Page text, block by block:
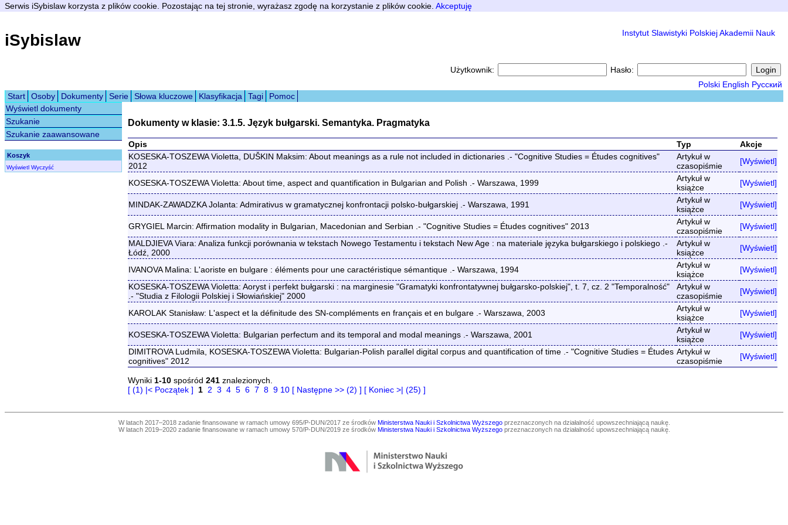
Serwis iSybislaw korzysta z plików cookie. Pozostając na tej stronie, wyrażasz zgodę na korzystanie z plików cookie. Akceptuję
iSybislaw Instytut Slawistyki Polskiej Akademii Nauk
Użytkownik:
Hasło:
Polski English Русский
Start
Osoby Dokumenty Serie Słowa kluczowe Klasyfikacja Tagi
Pomoc
Wyświetl dokumenty
Szukanie
Szukanie zaawansowane
Koszyk
Wyświetl Wyczyść
Dokumenty w klasie: 3.1.5. Język bułgarski. Semantyka. Pragmatyka
Opis Typ
Akcje
KOSESKA-TOSZEWA Violetta, DUŠKIN Maksim: About meanings as a rule not included in dictionaries .- "Cognitive Studies = Études cognitives"
2012
Artykuł w
czasopiśmie
[Wyświetl]
KOSESKA-TOSZEWA Violetta: About time, aspect and quantification in Bulgarian and Polish .- Warszawa, 1999
Artykuł w
książce
[Wyświetl]
MINDAK-ZAWADZKA Jolanta: Admirativus w gramatycznej konfrontacji polsko-bułgarskiej .- Warszawa, 1991
Artykuł w
książce
[Wyświetl]
GRYGIEL Marcin: Affirmation modality in Bulgarian, Macedonian and Serbian .- "Cognitive Studies = Études cognitives" 2013
Artykuł w
czasopiśmie
[Wyświetl]
MALDJIEVA Viara: Analiza funkcji porównania w tekstach Nowego Testamentu i tekstach New Age : na materiale języka bułgarskiego i polskiego .-
Łódź, 2000
Artykuł w
książce
[Wyświetl]
IVANOVA Malina: L'aoriste en bulgare : éléments pour une caractéristique sémantique .- Warszawa, 1994
Artykuł w
książce
[Wyświetl]
KOSESKA-TOSZEWA Violetta: Aoryst i perfekt bułgarski : na marginesie "Gramatyki konfrontatywnej bułgarsko-polskiej", t. 7, cz. 2 "Temporalność"
.- "Studia z Filologii Polskiej i Słowiańskiej" 2000
Artykuł w
czasopiśmie
[Wyświetl]
KAROLAK Stanisław: L'aspect et la définitude des SN-compléments en français et en bulgare .- Warszawa, 2003
Artykuł w
książce
[Wyświetl]
KOSESKA-TOSZEWA Violetta: Bulgarian perfectum and its temporal and modal meanings .- Warszawa, 2001
Artykuł w
książce
[Wyświetl]
DIMITROVA Ludmila, KOSESKA-TOSZEWA Violetta: Bulgarian-Polish parallel digital corpus and quantification of time .- "Cognitive Studies = Études
cognitives" 2012
Artykuł w
czasopiśmie
[Wyświetl]
Wyniki 1-10 spośród 241 znalezionych.
[ (1) |< Początek ] 1 2 3 4 5 6 7 8 9 10 [ Następne >> (2) ] [ Koniec >| (25) ]
W latach 2017–2018 zadanie finansowane w ramach umowy 695/P-DUN/2017 ze środków Ministerstwa Nauki i Szkolnictwa Wyższegoprzeznaczonych na działalność upowszechniającą naukę.
W latach 2019–2020 zadanie finansowane w ramach umowy 570/P-DUN/2019 ze środków Ministerstwa Nauki i Szkolnictwa Wyższegoprzeznaczonych na działalność upowszechniającą naukę.